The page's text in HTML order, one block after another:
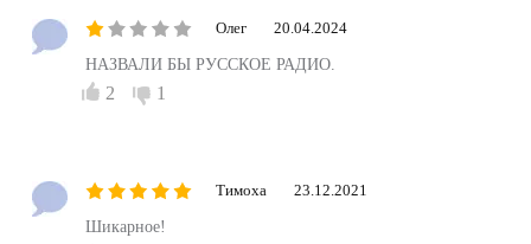
Олег 20.04.2024
НАЗВАЛИ БЫ РУССКОЕ РАДИО.
2 1
Тимоха 23.12.2021
Шикарное!